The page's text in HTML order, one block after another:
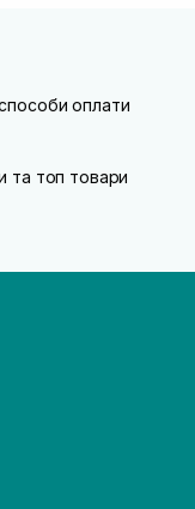
оплати
та топ товари